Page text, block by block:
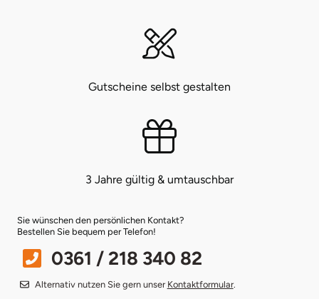
Gutscheine selbst gestalten
3 Jahre gültig & umtauschbar
Sie wünschen den persönlichen Kontakt?
Bestellen Sie bequem per Telefon!
0361 / 218 340 82
Alternativ nutzen Sie gern unser Kontaktformular.
Coburg
Cottbus
Strausberg (Berlin/Brandenburg)
Sömmerda
Witterda